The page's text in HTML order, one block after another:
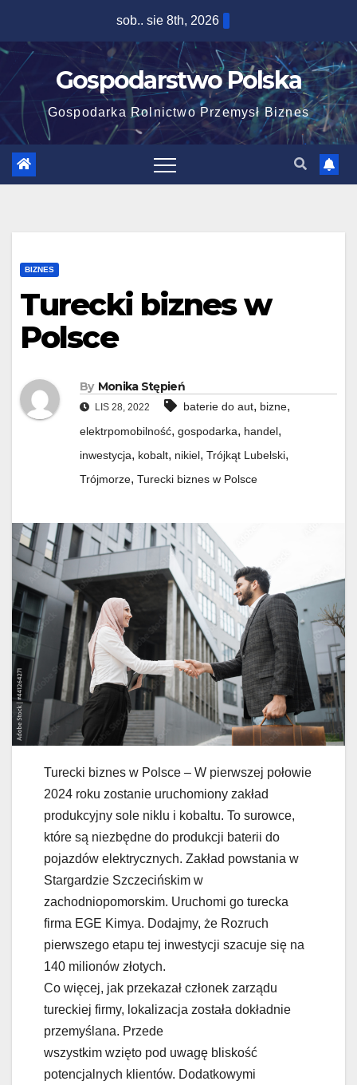
content
sob.. sie 8th, 2026
Gospodarstwo Polska
Gospodarka Rolnictwo Przemysł Biznes
BIZNES
Turecki biznes w
Polsce
By Monika Stępień
LIS 28, 2022 baterie do aut, bizne,
elektrpomobilność, gospodarka, handel,
inwestycja, kobalt, nikiel, Trójkąt Lubelski,
Trójmorze, Turecki biznes w Polsce
Turecki biznes w Polsce – W pierwszej połowie
2024 roku zostanie uruchomiony zakład
produkcyjny sole niklu i kobaltu. To surowce,
które są niezbędne do produkcji baterii do
pojazdów elektrycznych. Zakład powstania w
Stargardzie Szczecińskim w
zachodniopomorskim. Uruchomi go turecka
firma EGE Kimya. Dodajmy, że Rozruch
pierwszego etapu tej inwestycji szacuje się na
140 milionów złotych.
Co więcej, jak przekazał członek zarządu
tureckiej firmy, lokalizacja została dokładnie
przemyślana. Przede
wszystkim wzięto pod uwagę bliskość
potencjalnych klientów. Dodatkowymi